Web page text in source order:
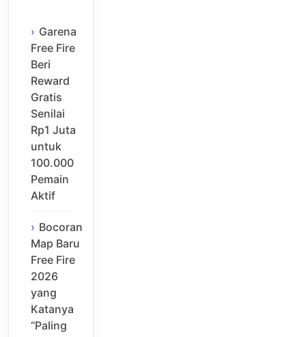
Garena
Free Fire
Beri
Reward
Gratis
Senilai
Rp1 Juta
untuk
100.000
Pemain
Aktif
Bocoran
Map Baru
Free Fire
2026
yang
Katanya
“Paling